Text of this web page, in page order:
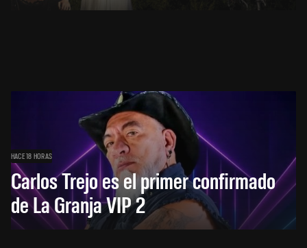
HACE 18 HORAS
Carlos Trejo es el primer confirmado
de La Granja VIP 2